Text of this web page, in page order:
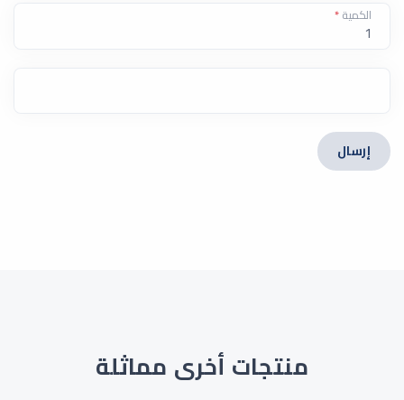
الكمية*
إرسال
منتجات أخرى مماثلة